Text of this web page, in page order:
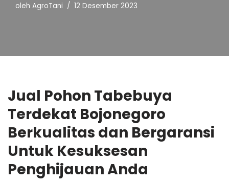
oleh AgroTani 12 Desember 2023
Jual Pohon Tabebuya
Terdekat Bojonegoro
Berkualitas dan Bergaransi
Untuk Kesuksesan
Penghijauan Anda